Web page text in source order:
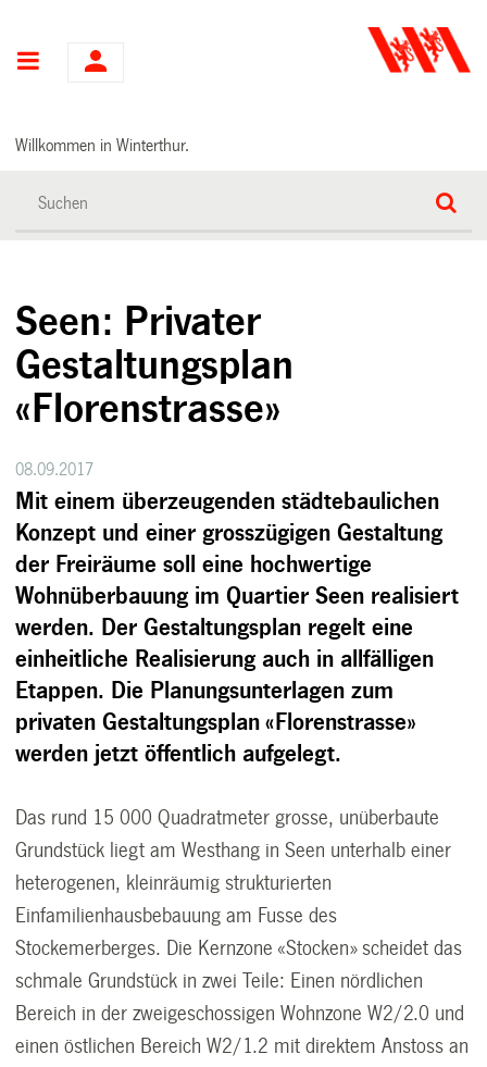
Hauptnavigation
Willkommen in Winterthur.
Seen: Privater
Gestaltungsplan
«Florenstrasse»
08.09.2017
Mit einem überzeugenden städtebaulichen
Konzept und einer grosszügigen Gestaltung
der Freiräume soll eine hochwertige
Wohnüberbauung im Quartier Seen realisiert
werden. Der Gestaltungsplan regelt eine
einheitliche Realisierung auch in allfälligen
Etappen. Die Planungsunterlagen zum
privaten Gestaltungsplan «Florenstrasse»
werden jetzt öffentlich aufgelegt.
Das rund 15 000 Quadratmeter grosse, unüberbaute
Grundstück liegt am Westhang in Seen unterhalb einer
heterogenen, kleinräumig strukturierten
Einfamilienhausbebauung am Fusse des
Stockemerberges. Die Kernzone «Stocken» scheidet das
schmale Grundstück in zwei Teile: Einen nördlichen
Bereich in der zweigeschossigen Wohnzone W2/2.0 und
einen östlichen Bereich W2/1.2 mit direktem Anstoss an